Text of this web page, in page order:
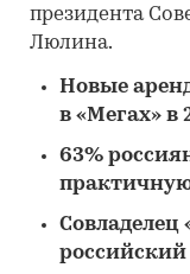
президента
Люлина.
Новые
в «Мегах» в
63%
Совладелец